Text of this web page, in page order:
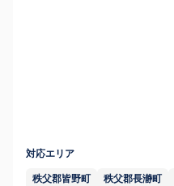
対応エリア
秩父郡皆野町 秩父郡長瀞町